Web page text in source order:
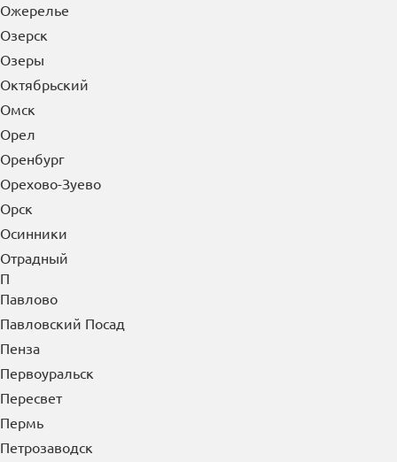
Ожерелье
Озерск
Озеры
Октябрьский
Омск
Орел
Оренбург
Орехово-Зуево
Орск
Осинники
Отрадный
П
Павлово
Павловский Посад
Пенза
Первоуральск
Пересвет
Пермь
Петрозаводск